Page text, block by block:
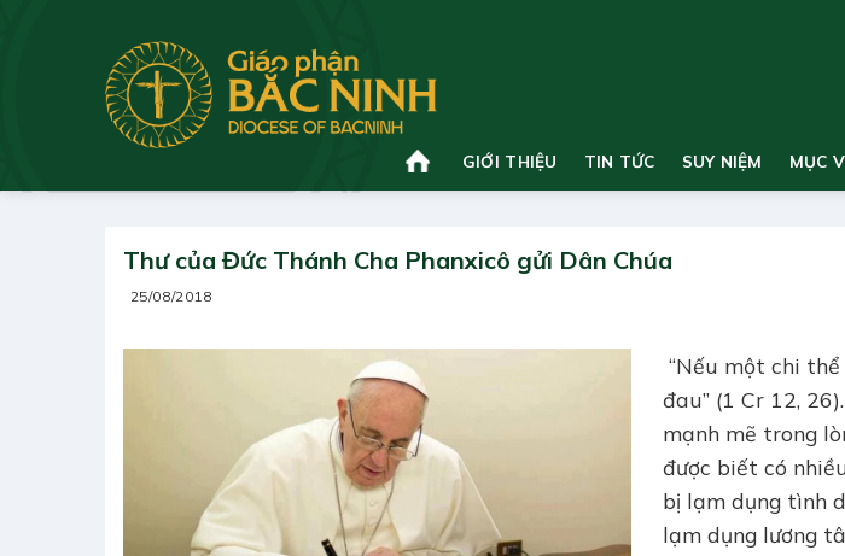
GIỚI THIỆU TIN TỨC SUY NIỆM MỤC
Thư của Đức Thánh Cha Phanxicô gửi Dân Chúa
25/08/2018
“Nếu một chi
đau” (1 Cr 12,
mạnh mẽ trong
được biết có
bị lạm dụng tình
lạm dụng lương